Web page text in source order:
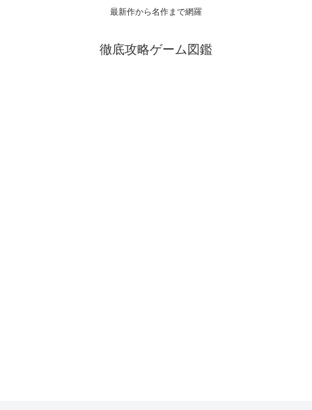
最新作から名作まで網羅
徹底攻略ゲーム図鑑